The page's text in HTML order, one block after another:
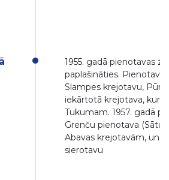
1955. gadā pienotavas
paplašināties.
Slampes krejotavu,
iekārtotā krejotava, kura
Tukumam. 1957. gadā
Grenču pienotava (Sātu)
Abavas krejotavām, un
sierotavu